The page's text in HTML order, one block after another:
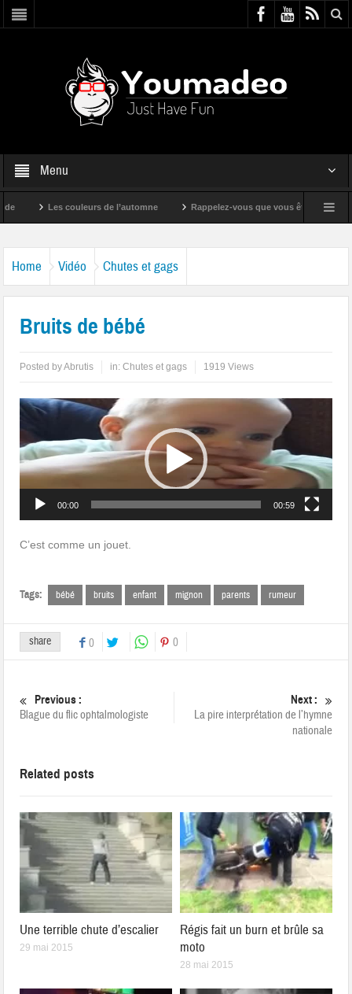
Menu
Les couleurs de l’automne Rappelez-vous que vous êtes super !
Home Vidéo Chutes et gags
Bruits de bébé
Posted byAbrutis in:Chutes et gags 1919 Views
Lecteur
00:00 00:59
C’est comme un jouet.
Tags: bébé bruits enfant mignon parents rumeur
share 0 0
Previous :
Blague du flic ophtalmologiste
Next :
La pire interprétation de l’hymne
nationale
Related posts
Une terrible chute d’escalier
29 mai 2015
Régis fait un burn et brûle sa
moto
28 mai 2015